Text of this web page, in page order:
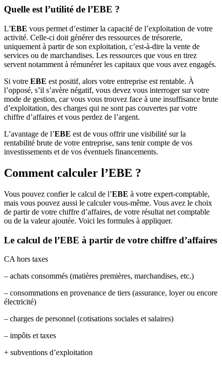
Quelle est l’utilité de l’EBE ?
L’EBE vous permet d’estimer la capacité de l’exploitation de votre
activité. Celle-ci doit générer des ressources de trésorerie,
uniquement à partir de son exploitation, c’est-à-dire la vente de
services ou de marchandises. Les ressources que vous en tirez
servent notamment à rémunérer les capitaux que vous avez engagés.
Si votre EBE est positif, alors votre entreprise est rentable. À
l’opposé, s’il s’avère négatif, vous devez vous interroger sur votre
mode de gestion, car vous vous trouvez face à une insuffisance brute
d’exploitation, des charges qui ne sont pas couvertes par votre
chiffre d’affaires et vous perdez de l’argent.
L’avantage de l’EBE est de vous offrir une visibilité sur la
rentabilité brute de votre entreprise, sans tenir compte de vos
investissements et de vos éventuels financements.
Comment calculer l’EBE ?
Vous pouvez confier le calcul de l’EBE à votre expert-comptable,
mais vous pouvez aussi le calculer vous-même. Vous avez le choix
de partir de votre chiffre d’affaires, de votre résultat net comptable
ou de la valeur ajoutée. Voici les formules à appliquer.
Le calcul de l’EBE à partir de votre chiffre d’affaires
CA hors taxes
– achats consommés (matières premières, marchandises, etc.)
– consommations en provenance de tiers (assurance, loyer ou encore
électricité)
– charges de personnel (cotisations sociales et salaires)
– impôts et taxes
+ subventions d’exploitation